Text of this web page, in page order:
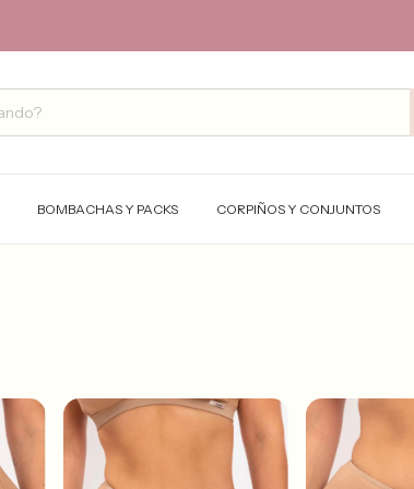
BOMBACHAS Y PACKS CORPIÑOS Y CONJUNTOS